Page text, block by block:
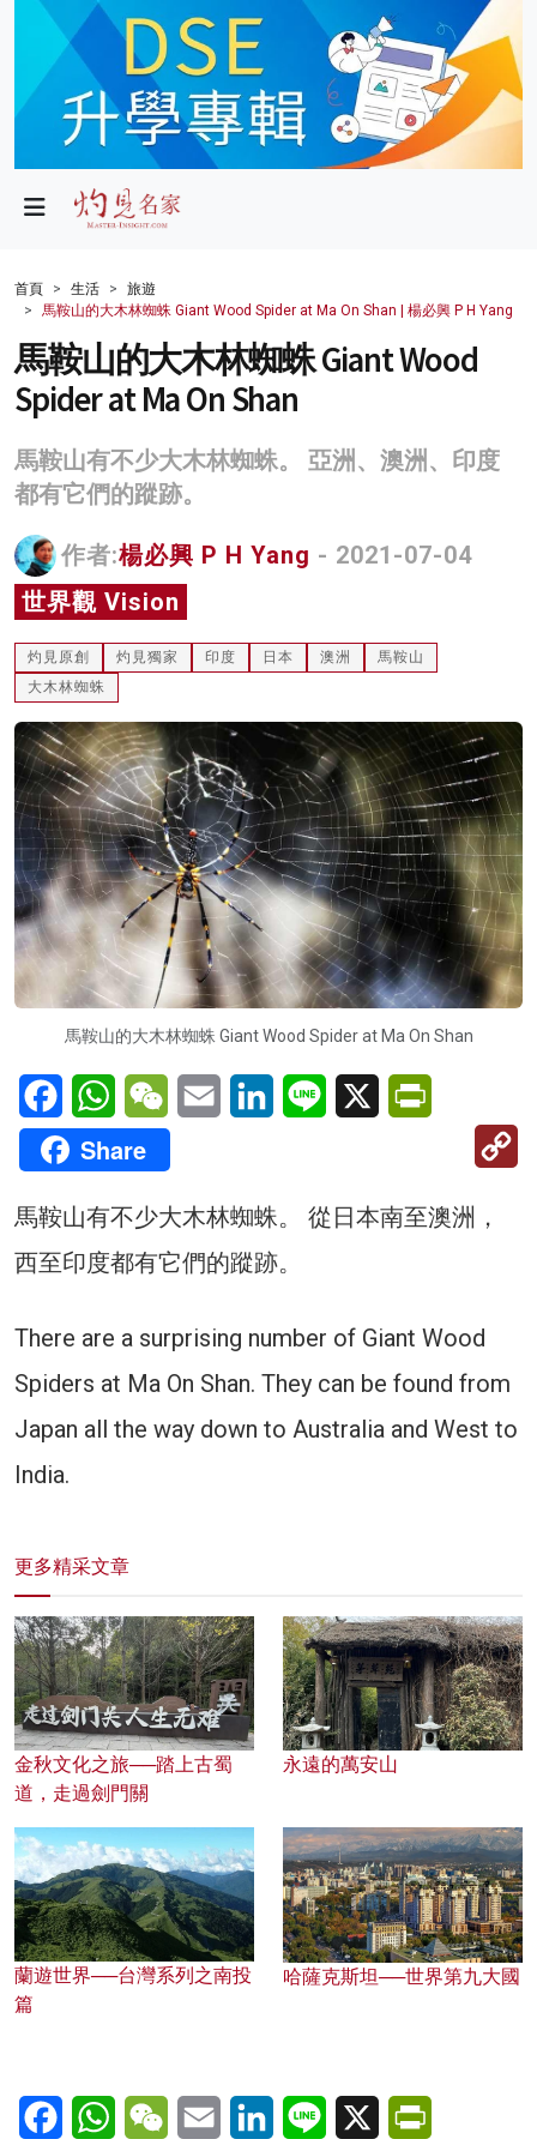
政局
財經
生活
健康
科技
名家榜
灼見活動
關於我們
首頁 生活
旅遊
馬鞍山的大木林蜘蛛 Giant Wood Spider at Ma On Shan | 楊必興 P H Yang
馬鞍山的大木林蜘蛛 Giant Wood
Spider at Ma On Shan
馬鞍山有不少大木林蜘蛛。 亞洲、澳洲、印度
都有它們的蹤跡。
作者:楊必興 P H Yang - 2021-07-04
世界觀 Vision
灼見原創 灼見獨家 印度 日本 澳洲
馬鞍山
大木林蜘蛛
馬鞍山的大木林蜘蛛 Giant Wood Spider at Ma On Shan
FacebookWhatsAppWeChatEmail LinkedInLine X
Share
馬鞍山有不少大木林蜘蛛。 從日本南至澳洲，
西至印度都有它們的蹤跡。
There are a surprising number of Giant Wood
Spiders at Ma On Shan. They can be found from
Japan all the way down to Australia and West to
India.
更多精采文章
金秋文化之旅──踏上古蜀
道，走過劍門關
永遠的萬安山
蘭遊世界──台灣系列之南投
篇
哈薩克斯坦──世界第九大國
FacebookWhatsAppWeChatEmail LinkedInLine X